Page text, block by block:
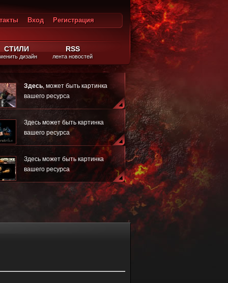
Вход
Регистрация
СТИЛИ
дизайн
RSS
лента новостей
Здесь, может быть картинка
вашего ресурса
Здесь может быть картинка
вашего ресурса
Здесь может быть картинка
вашего ресурса